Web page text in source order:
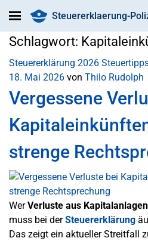
Steuererklaerung-
Schlagwort:
Steuererklärung 2026
18. Mai 2026 von Thilo Rudolph
Vergessene
strenge
WerVerluste aus Kapitalanlagen
muss bei derSteuererklärung
Das zeigt ein aktueller Streitfall